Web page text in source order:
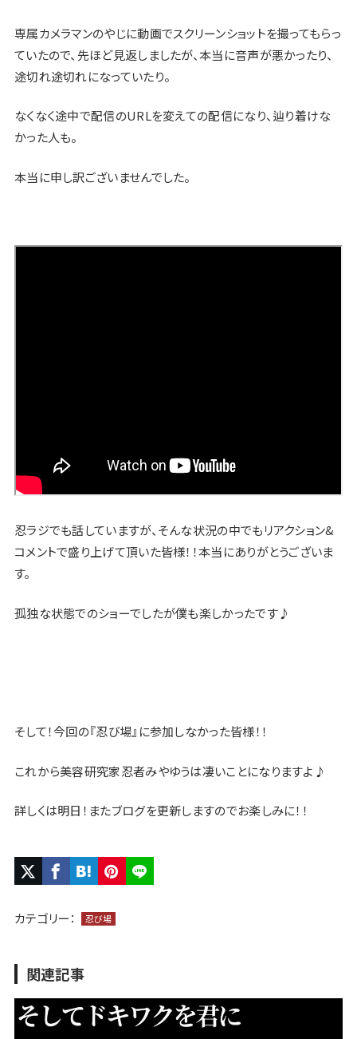
専属カメラマンのやじに動画でスクリーンショットを撮ってもらっ
ていたので、先ほど見返しましたが、本当に音声が悪かったり、
途切れ途切れになっていたり。
なくなく途中で配信のURLを変えての配信になり、辿り着けな
かった人も。
本当に申し訳ございませんでした。
忍ラジでも話していますが、そんな状況の中でもリアクション&
コメントで盛り上げて頂いた皆様！！本当にありがとうございま
す。
孤独な状態でのショーでしたが僕も楽しかったです♪
そして！今回の『忍び場』に参加しなかった皆様！！
これから美容研究家忍者みやゆうは凄いことになりますよ♪
詳しくは明日！またブログを更新しますのでお楽しみに！！
カテゴリー： 忍び場
関連記事